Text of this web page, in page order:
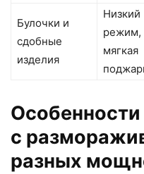
Булочки и
сдобные
изделия
Низкий
режим,
мягкая
с
разных